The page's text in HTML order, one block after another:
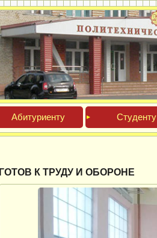
Аби­тури­ен­ту Сту­ден­ту
ГОТОВ К ТРУДУ И ОБОРОНЕ